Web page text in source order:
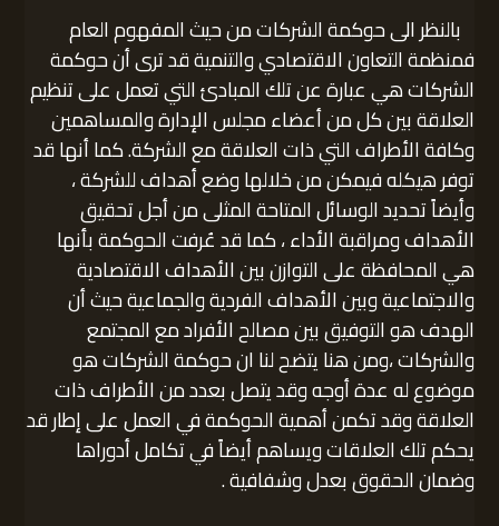
بالنظر الى حوكمة الشركات من حيث المفهوم العام
فمنظمة التعاون الاقتصادي والتنمية قد ترى أن حوكمة
الشركات هي عبارة عن تلك المبادئ التي تعمل على تنظيم
العلاقة بين كل من أعضاء مجلس الإدارة والمساهمين
وكافة الأطراف التي ذات العلاقة مع الشركة. كما أنها قد
توفر هيكله فيمكن من خلالها وضع أهداف للشركة ،
وأيضاً تحديد الوسائل المتاحة المثلى من أجل تحقيق
الأهداف ومراقبة الأداء ، كما قد عُرفت الحوكمة بأنها
هي المحافظة على التوازن بين الأهداف الاقتصادية
والاجتماعية وبين الأهداف الفردية والجماعية حيث أن
الهدف هو التوفيق بين مصالح الأفراد مع المجتمع
والشركات ،ومن هنا يتضح لنا ان حوكمة الشركات هو
موضوع له عدة أوجه وقد يتصل بعدد من الأطراف ذات
العلاقة وقد تكمن أهمية الحوكمة في العمل على إطار قد
يحكم تلك العلاقات ويساهم أيضاً في تكامل أدوراها
وضمان الحقوق بعدل وشفافية .